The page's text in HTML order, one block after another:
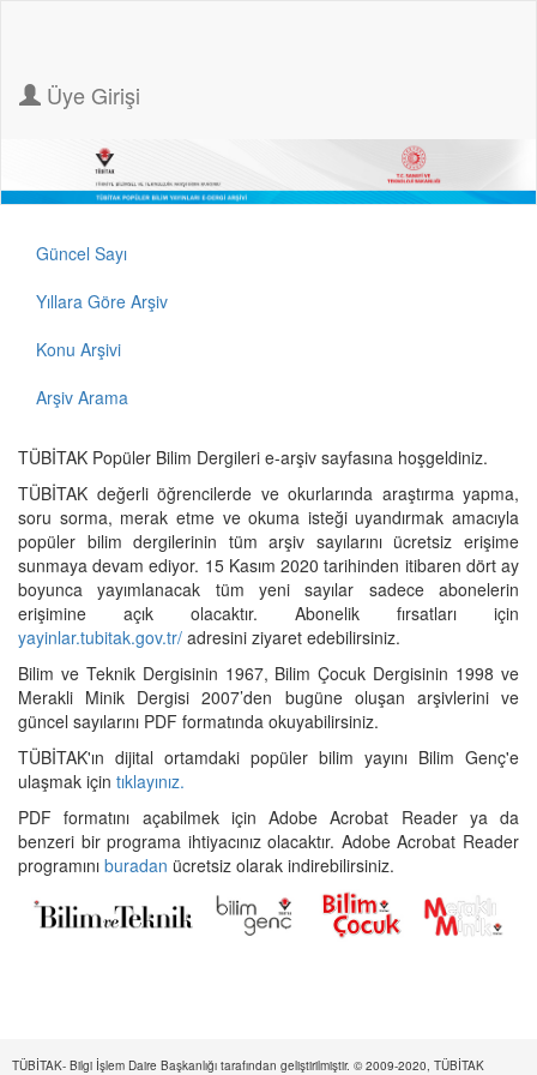
Üye Girişi
Güncel Sayı
Yıllara Göre Arşiv
Konu Arşivi
Arşiv Arama
TÜBİTAK Popüler Bilim Dergileri e-arşiv sayfasına hoşgeldiniz.
TÜBİTAK değerli öğrencilerde ve okurlarında araştırma yapma,
soru sorma, merak etme ve okuma isteği uyandırmak amacıyla
popüler bilim dergilerinin tüm arşiv sayılarını ücretsiz erişime
sunmaya devam ediyor. 15 Kasım 2020 tarihinden itibaren dört ay
boyunca yayımlanacak tüm yeni sayılar sadece abonelerin
erişimine açık olacaktır. Abonelik fırsatları için
yayinlar.tubitak.gov.tr/ adresini ziyaret edebilirsiniz.
Bilim ve Teknik Dergisinin 1967, Bilim Çocuk Dergisinin 1998 ve
Merakli Minik Dergisi 2007’den bugüne oluşan arşivlerini ve
güncel sayılarını PDF formatında okuyabilirsiniz.
TÜBİTAK'ın dijital ortamdaki popüler bilim yayını Bilim Genç'e
ulaşmak için tıklayınız.
PDF formatını açabilmek için Adobe Acrobat Reader ya da
benzeri bir programa ihtiyacınız olacaktır. Adobe Acrobat Reader
programını buradan ücretsiz olarak indirebilirsiniz.
TÜBİTAK- Bilgi İşlem Daire Başkanlığı tarafından geliştirilmiştir. © 2009-2020, TÜBİTAK